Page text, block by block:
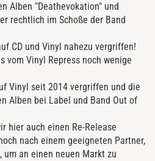
Alben "Deathevokation" und
rechtlich im Schoße der Band
CD und Vinyl nahezu vergriffen!
vom Vinyl Repress noch wenige
Vinyl seit 2014 vergriffen und die
Alben bei Label und Band Out of
hier auch einen Re-Release
nach einem geeigneten Partner,
um an einen neuen Markt zu